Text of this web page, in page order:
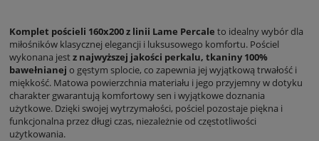
Komplet pościeli 160x200 z linii Lame Percale to idealny wybór dla
miłośników klasycznej elegancji i luksusowego komfortu. Pościel
wykonana jestz najwyższej jakości perkalu, tkaniny 100%
bawełnianej o gęstym splocie, co zapewnia jej wyjątkową trwałość i
miękkość. Matowa powierzchnia materiału i jego przyjemny w dotyku
charakter gwarantują komfortowy sen i wyjątkowe doznania
użytkowe. Dzięki swojej wytrzymałości, pościel pozostaje piękna i
funkcjonalna przez długi czas, niezależnie od częstotliwości
użytkowania.